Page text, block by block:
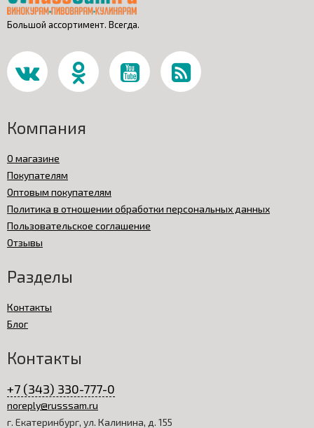
Большой ассортимент. Всегда.
Компания
О магазине
Покупателям
Оптовым покупателям
Политика в отношении обработки персональных данных
Пользовательское соглашение
Отзывы
Разделы
Контакты
Блог
Контакты
+7 (343) 330-777-0
noreply@russsam.ru
г. Екатеринбург, ул. Калинина, д. 155